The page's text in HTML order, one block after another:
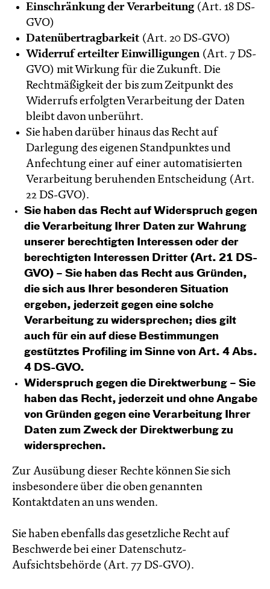
Einschränkung der Verarbeitung (Art. 18 DS-
GVO)
Datenübertragbarkeit (Art. 20 DS-GVO)
Widerruf erteilter Einwilligungen (Art. 7 DS-
GVO) mit Wirkung für die Zukunft. Die
Rechtmäßigkeit der bis zum Zeitpunkt des
Widerrufs erfolgten Verarbeitung der Daten
bleibt davon unberührt.
Sie haben darüber hinaus das Recht auf
Darlegung des eigenen Standpunktes und
Anfechtung einer auf einer automatisierten
Verarbeitung beruhenden Entscheidung (Art.
22 DS-GVO).
Sie haben das Recht auf Widerspruchgegen
die Verarbeitung Ihrer Daten zur Wahrung
unserer berechtigten Interessen oder der
berechtigten Interessen Dritter (Art. 21 DS-
GVO) – Sie haben das Recht aus Gründen,
die sich aus Ihrer besonderen Situation
ergeben, jederzeit gegen eine solche
Verarbeitung zu widersprechen; dies gilt
auch für ein auf diese Bestimmungen
gestütztes Profiling im Sinne von Art. 4 Abs.
4 DS-GVO.
Widerspruch gegen die Direktwerbung –Sie
haben das Recht, jederzeit und ohne Angabe
von Gründen gegen eine Verarbeitung Ihrer
Daten zum Zweck der Direktwerbung zu
widersprechen.
Zur Ausübung dieser Rechte können Sie sich
insbesondere über die oben genannten
Kontaktdaten an uns wenden.
Sie haben ebenfalls das gesetzliche Recht auf
Beschwerde bei einer Datenschutz-
Aufsichtsbehörde (Art. 77 DS-GVO).